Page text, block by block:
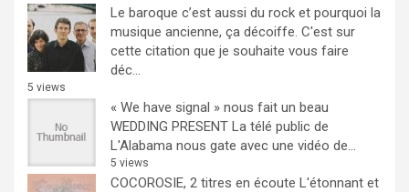
Le baroque c’est aussi du rock et pourquoi la
musique ancienne, ça décoiffe. C'est sur
cette citation que je souhaite vous faire
déc...
5 views
« We have signal » nous fait un beau
WEDDING PRESENT La télé public de
L'Alabama nous gate avec une vidéo de...
5 views
COCOROSIE, 2 titres en écoute L'étonnant et